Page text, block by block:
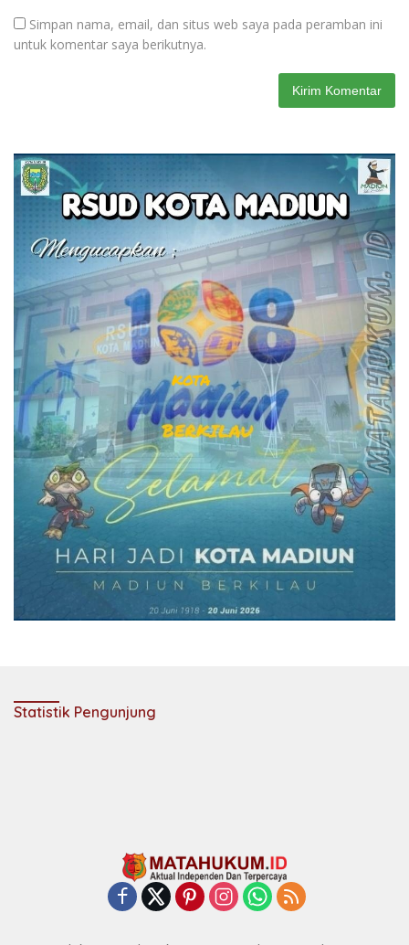
Simpan nama, email, dan situs web saya pada peramban ini
untuk komentar saya berikutnya.
Statistik Pengunjung